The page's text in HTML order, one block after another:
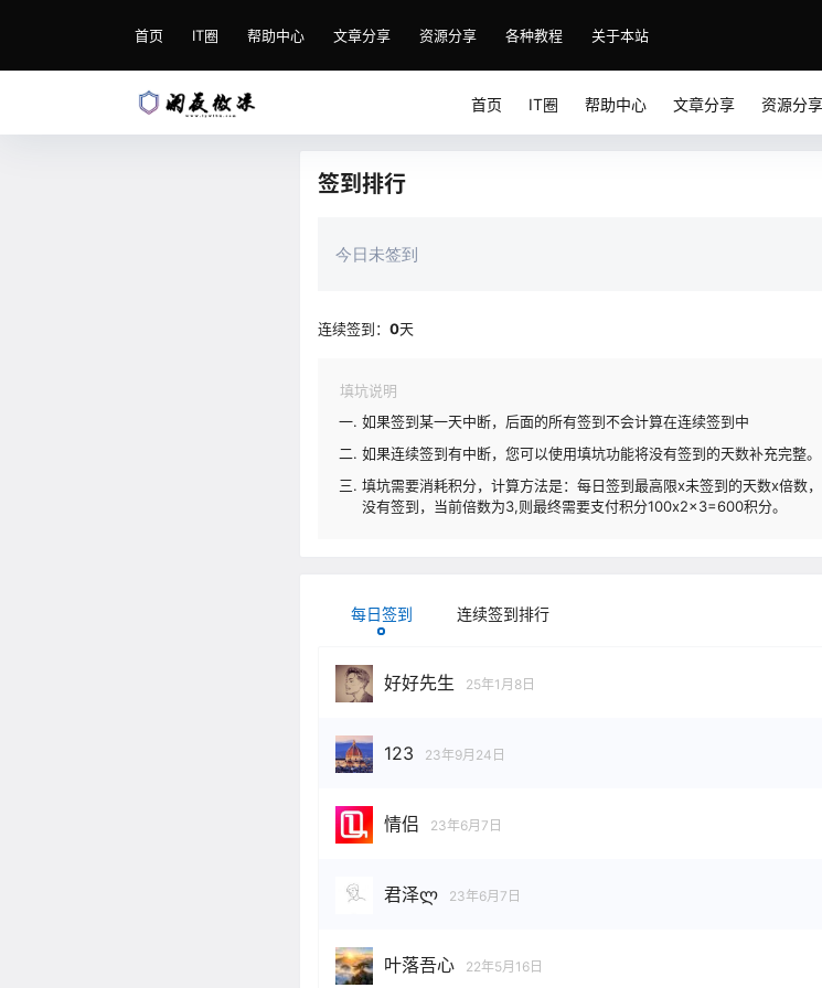
首页 IT圈 帮助中心 文章分享 资源分享 各种教程 关于本站
首页 IT圈 帮助中心 文章分享 资源分享
签到排行
今日未签到
连续签到： 0天
填坑说明
如果签到某一天中断，后面的所有签到不会计算在连续签到中
如果连续签到有中断，您可以使用填坑功能将没有签到的天数补充完整。
填坑需要消耗积分，计算方法是：每日签到最高限x未签到的天数x倍数
没有签到，当前倍数为3,则最终需要支付积分100x2x3=600积分。
每日签到 连续签到排行
好好先生 25年1月8日
123 23年9月24日
情侣 23年6月7日
君泽ლ 23年6月7日
叶落吾心 22年5月16日